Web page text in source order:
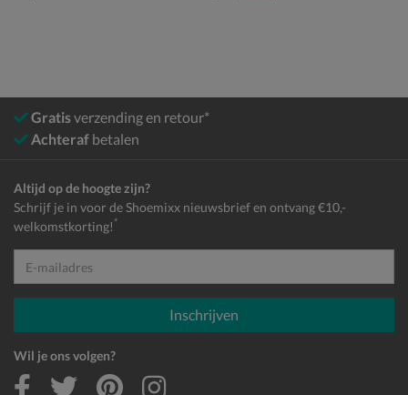
Gratisverzending en retour*
Achteraf betalen
Altijd op de hoogte zijn?
Schrijf je in voor de Shoemixx nieuwsbrief en ontvang €10,-
welkomstkorting! *
E-mailadres
Inschrijven
Wil je ons volgen?